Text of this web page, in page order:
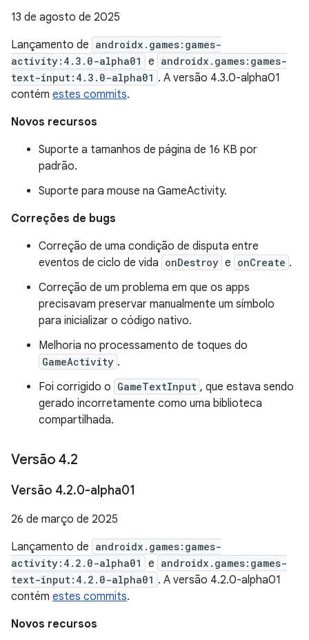
13 de agosto de 2025
Lançamento de androidx.games:games-
activity:4.3.0-alpha01
e androidx.games:games-
text-input:4.3.0-alpha01 . A versão 4.3.0-alpha01
contém estes commits.
Novos recursos
Suporte a tamanhos de página de 16 KB por
padrão.
Suporte para mouse na GameActivity.
Correções de bugs
Correção de uma condição de disputa entre
eventos de ciclo de vida onDestroy e onCreate .
Correção de um problema em que os apps
precisavam preservar manualmente um símbolo
para inicializar o código nativo.
Melhoria no processamento de toques do
GameActivity .
Foi corrigido o GameTextInput , que estava sendo
gerado incorretamente como uma biblioteca
compartilhada.
Versão 4.2
Versão 4.2.0-alpha01
26 de março de 2025
Lançamento de androidx.games:games-
activity:4.2.0-alpha01
e androidx.games:games-
text-input:4.2.0-alpha01 . A versão 4.2.0-alpha01
contém estes commits.
Novos recursos